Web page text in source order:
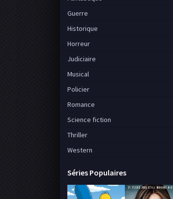
Guerre
Historique
Horreur
Judiciaire
Musical
Policier
Romance
Science fiction
Thriller
Western
Séries Populaires